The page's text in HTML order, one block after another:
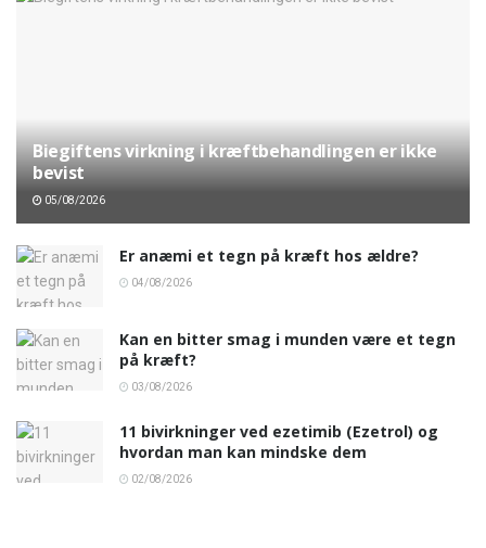
Biegiftens virkning i kræftbehandlingen er ikke
bevist
05/08/2026
Er anæmi et tegn på kræft hos ældre?
04/08/2026
Kan en bitter smag i munden være et tegn
på kræft?
03/08/2026
11 bivirkninger ved ezetimib (Ezetrol) og
hvordan man kan mindske dem
02/08/2026